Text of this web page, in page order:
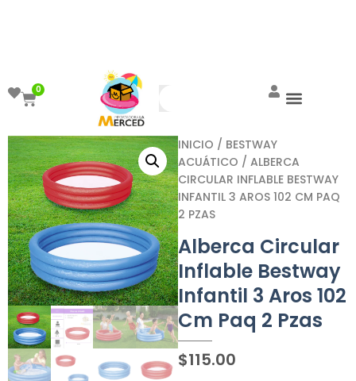
0
INICIO / BESTWAY
ACUÁTICO / ALBERCA
CIRCULAR INFLABLE BESTWAY
INFANTIL 3 AROS 102 CM PAQ
2 PZAS
Alberca Circular
Inflable Bestway
Infantil 3 Aros 102
Cm Paq 2 Pzas
$115.00